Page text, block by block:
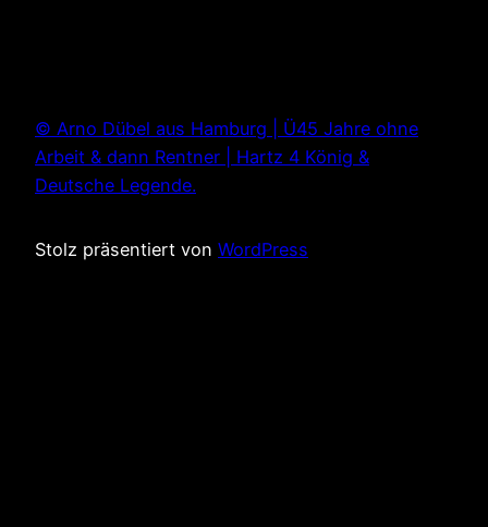
© Arno Dübel aus Hamburg | Ü45 Jahre ohne
Arbeit & dann Rentner | Hartz 4 König &
Deutsche Legende.
Stolz präsentiert von WordPress